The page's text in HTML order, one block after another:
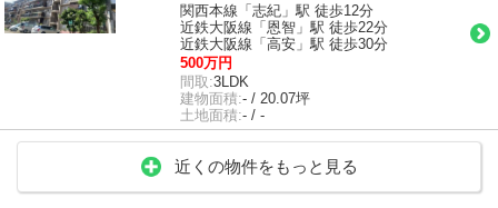
関西本線「志紀」駅 徒歩12分
近鉄大阪線「恩智」駅 徒歩22分
近鉄大阪線「高安」駅 徒歩30分
500万円
間取:3LDK
建物面積:- / 20.07坪
土地面積:- / -
近くの物件をもっと見る